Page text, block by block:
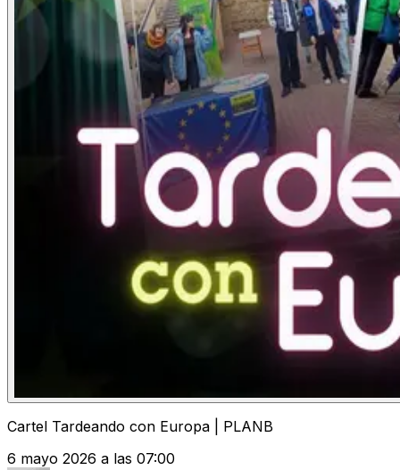
Cartel Tardeando con Europa | PLANB
6 mayo 2026 a las 07:00